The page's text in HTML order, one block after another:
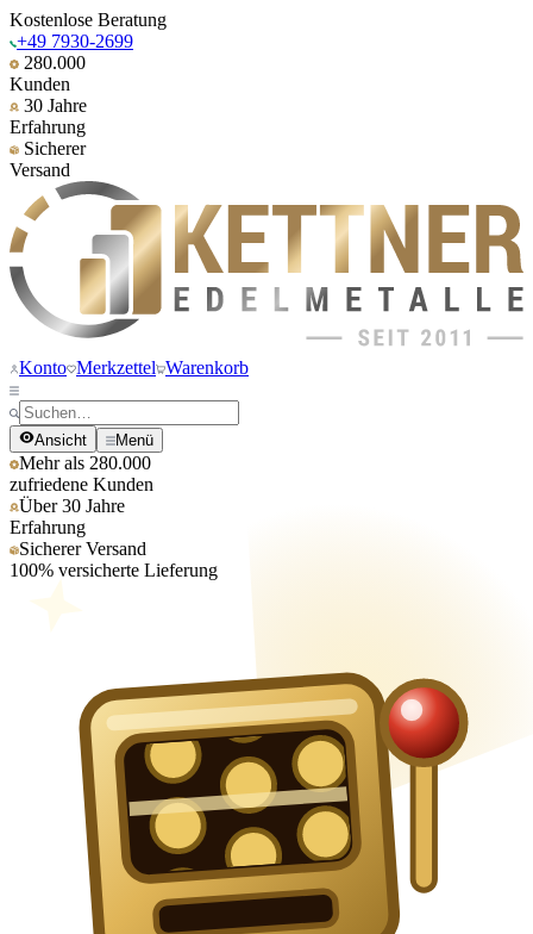
Kostenlose Beratung
+49 7930-2699
280.000
Kunden
30 Jahre
Erfahrung
Sicherer
Versand
Konto Merkzettel Warenkorb
Ansicht Menü
Mehr als 280.000
zufriedene Kunden
Über 30 Jahre
Erfahrung
Sicherer Versand
100% versicherte Lieferung